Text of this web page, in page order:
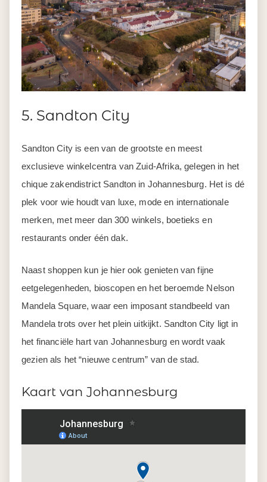
5. Sandton City
Sandton City is een van de grootste en meest
exclusieve winkelcentra van Zuid-Afrika, gelegen in het
chique zakendistrict Sandton in Johannesburg. Het is dé
plek voor wie houdt van luxe, mode en internationale
merken, met meer dan 300 winkels, boetieks en
restaurants onder één dak.
Naast shoppen kun je hier ook genieten van fijne
eetgelegenheden, bioscopen en het beroemde Nelson
Mandela Square, waar een imposant standbeeld van
Mandela trots over het plein uitkijkt. Sandton City ligt in
het financiële hart van Johannesburg en wordt vaak
gezien als het “nieuwe centrum” van de stad.
Kaart van Johannesburg